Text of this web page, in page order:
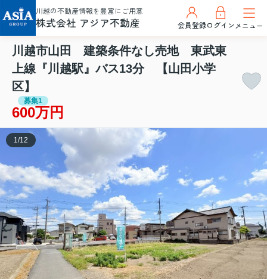
川越の不動産情報を豊富にご用意
株式会社 アジア不動産 会員登録ログインメニュー
川越市山田 建築条件なし売地 東武東
上線『川越駅』バス13分 【山田小学
区】
募集1
600万円
1 /12